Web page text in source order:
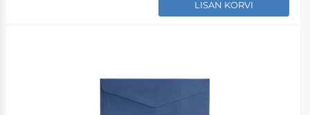
LISAN KORVI